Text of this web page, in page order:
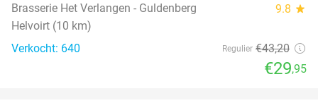
Brasserie Het Verlangen - Guldenberg 9.8 star
Helvoirt (10 km)
Verkocht: 640
Regulier €43,20
€29,95